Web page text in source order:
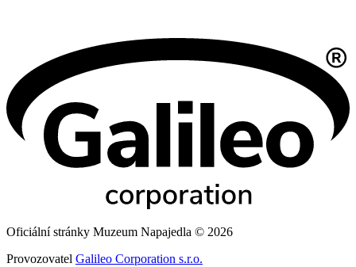
Oficiální stránky Muzeum Napajedla © 2026
Provozovatel Galileo Corporation s.r.o.